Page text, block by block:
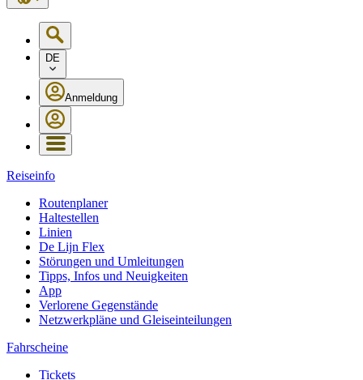
DE
Anmeldung
Reiseinfo
Routenplaner
Haltestellen
Linien
De Lijn Flex
Störungen und Umleitungen
Tipps, Infos und Neuigkeiten
App
Verlorene Gegenstände
Netzwerkpläne und Gleiseinteilungen
Fahrscheine
Tickets